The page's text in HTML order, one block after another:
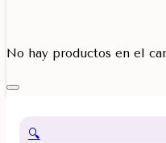
No hay productos en el
🔍